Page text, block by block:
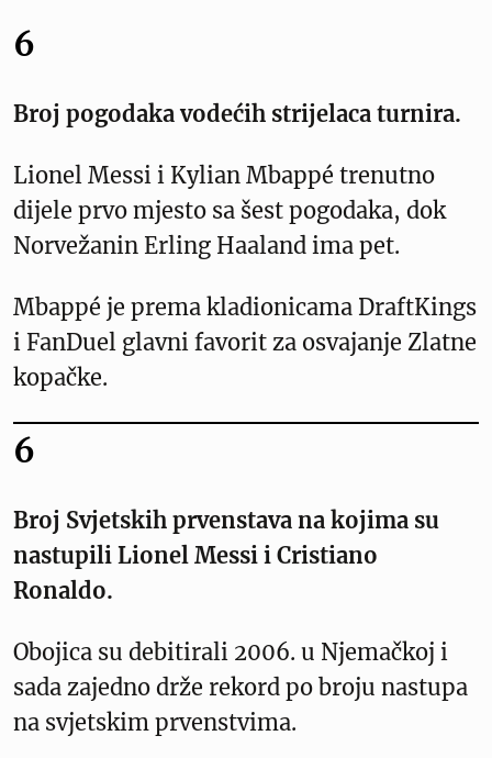
6
Broj pogodaka vodećih strijelaca turnira.
Lionel Messi i Kylian Mbappé trenutno
dijele prvo mjesto sa šest pogodaka, dok
Norvežanin Erling Haaland ima pet.
Mbappé je prema kladionicama DraftKings
i FanDuel glavni favorit za osvajanje Zlatne
kopačke.
6
Broj Svjetskih prvenstava na kojima su
nastupili Lionel Messi i Cristiano
Ronaldo.
Obojica su debitirali 2006. u Njemačkoj i
sada zajedno drže rekord po broju nastupa
na svjetskim prvenstvima.